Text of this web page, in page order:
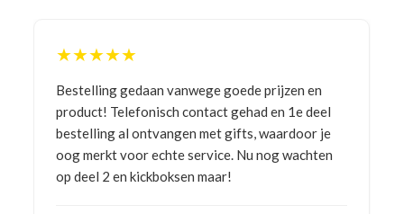
★★★★★
Bestelling gedaan vanwege goede prijzen en
product! Telefonisch contact gehad en 1e deel
bestelling al ontvangen met gifts, waardoor je
oog merkt voor echte service. Nu nog wachten
op deel 2 en kickboksen maar!